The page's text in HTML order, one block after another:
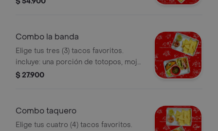
Combo la banda
Elige tus tres (3) tacos favoritos.
incluye: una porción de totopos, mojo
verde (picante medio) y mojo rojo
$ 27.900
Combo taquero
Elige tus cuatro (4) tacos favoritos.